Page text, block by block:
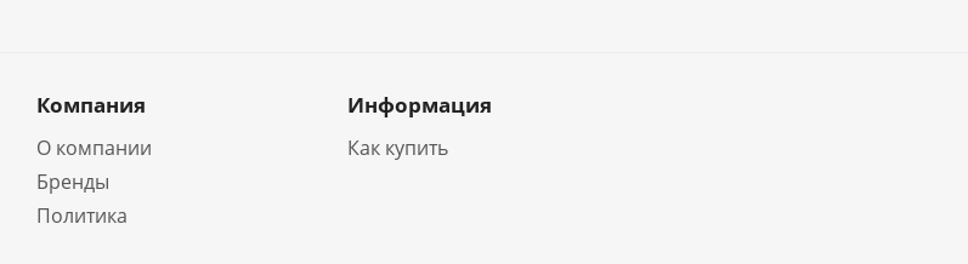
Компания
О компании
Бренды
Политика
Информация
Как купить